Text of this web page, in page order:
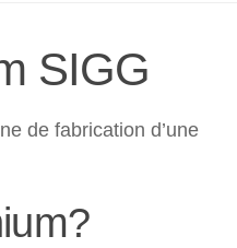
SIGG
de fabrication d’une